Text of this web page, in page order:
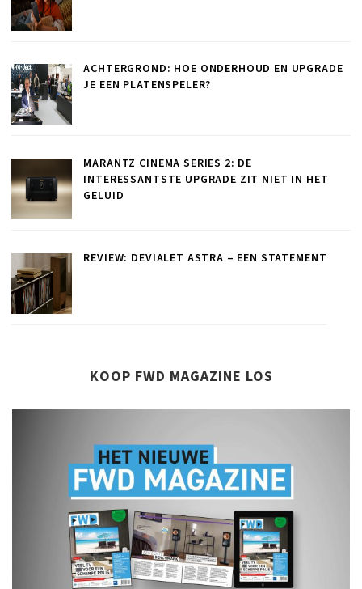
ACHTERGROND: HOE ONDERHOUD EN UPGRADE
JE EEN PLATENSPELER?
MARANTZ CINEMA SERIES 2: DE
INTERESSANTSTE UPGRADE ZIT NIET IN HET
GELUID
REVIEW: DEVIALET ASTRA – EEN STATEMENT
KOOP FWD MAGAZINE LOS